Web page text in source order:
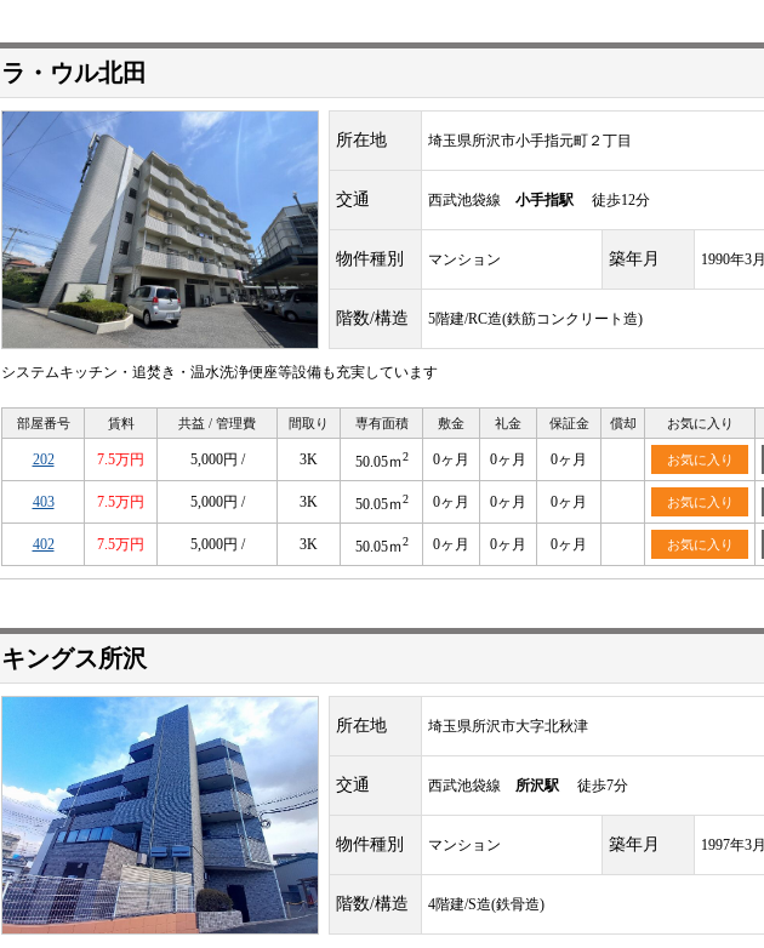
ラ・ウル北田
所在地 埼玉県所沢市小手指元町２丁目
交通 西武池袋線 小手指駅 徒歩12分
物件種別 マンション 築年月 1990年3月
階数/構造 5階建/RC造(鉄筋コンクリート造)
システムキッチン・追焚き・温水洗浄便座等設備も充実しています
部屋番号 賃料 共益 / 管理費 間取り 専有面積 敷金 礼金 保証金 償却 お気に入り
202 7.5万円 5,000円 / 3K 50.05ｍ2 0ヶ月 0ヶ月 0ヶ月 お気に入り
403 7.5万円 5,000円 / 3K 50.05ｍ2 0ヶ月 0ヶ月 0ヶ月 お気に入り
402 7.5万円 5,000円 / 3K 50.05ｍ2 0ヶ月 0ヶ月 0ヶ月 お気に入り
キングス所沢
所在地 埼玉県所沢市大字北秋津
交通 西武池袋線 所沢駅 徒歩7分
物件種別 マンション 築年月 1997年3月
階数/構造 4階建/S造(鉄骨造)